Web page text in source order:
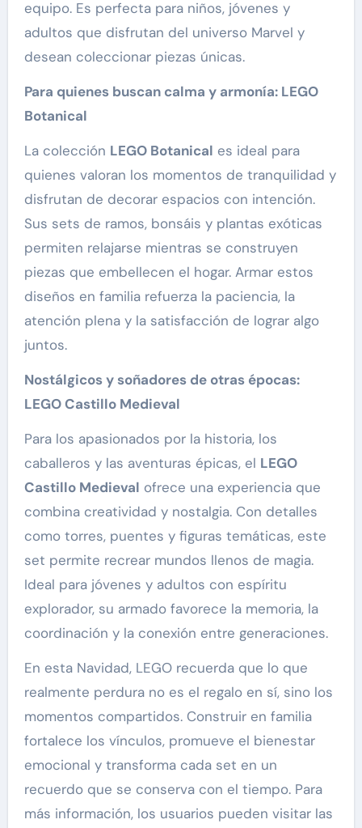
equipo. Es perfecta para niños, jóvenes y
adultos que disfrutan del universo Marvel y
desean coleccionar piezas únicas.
Para quienes buscan calma y armonía: LEGO
Botanical
La colección LEGO Botanical es ideal para
quienes valoran los momentos de tranquilidad y
disfrutan de decorar espacios con intención.
Sus sets de ramos, bonsáis y plantas exóticas
permiten relajarse mientras se construyen
piezas que embellecen el hogar. Armar estos
diseños en familia refuerza la paciencia, la
atención plena y la satisfacción de lograr algo
juntos.
Nostálgicos y soñadores de otras épocas:
LEGO Castillo Medieval
Para los apasionados por la historia, los
caballeros y las aventuras épicas, el LEGO
Castillo Medieval ofrece una experiencia que
combina creatividad y nostalgia. Con detalles
como torres, puentes y figuras temáticas, este
set permite recrear mundos llenos de magia.
Ideal para jóvenes y adultos con espíritu
explorador, su armado favorece la memoria, la
coordinación y la conexión entre generaciones.
En esta Navidad, LEGO recuerda que lo que
realmente perdura no es el regalo en sí, sino los
momentos compartidos. Construir en familia
fortalece los vínculos, promueve el bienestar
emocional y transforma cada set en un
recuerdo que se conserva con el tiempo. Para
más información, los usuarios pueden visitar las